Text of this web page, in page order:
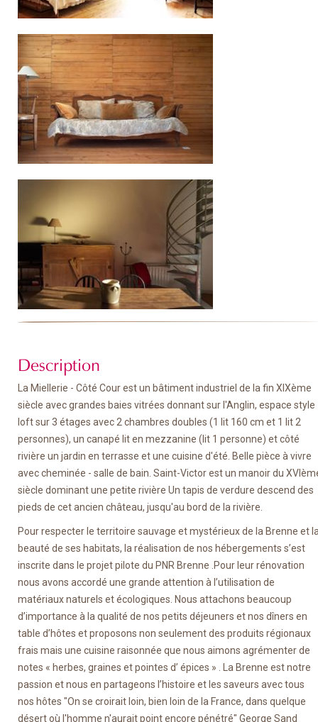
Description
La Miellerie - Côté Cour est un bâtiment industriel de la fin XIXème
siècle avec grandes baies vitrées donnant sur l'Anglin, espace style
loft sur 3 étages avec 2 chambres doubles (1 lit 160 cm et 1 lit 2
personnes), un canapé lit en mezzanine (lit 1 personne) et côté
rivière un jardin en terrasse et une cuisine d'été. Belle pièce à vivre
avec cheminée - salle de bain. Saint-Victor est un manoir du
siècle dominant une petite rivière Un tapis de verdure descend des
pieds de cet ancien château, jusqu'au bord de la rivière.
Pour respecter le territoire sauvage et mystérieux de la Brenne et
beauté de ses habitats, la réalisation de nos hébergements s’est
inscrite dans le projet pilote du PNR Brenne .Pour leur rénovation
nous avons accordé une grande attention à l’utilisation de
matériaux naturels et écologiques. Nous attachons beaucoup
d’importance à la qualité de nos petits déjeuners et nos dîners en
table d’hôtes et proposons non seulement des produits régionaux
frais mais une cuisine raisonnée que nous aimons agrémenter de
notes « herbes, graines et pointes d’ épices » . La Brenne est notre
passion et nous en partageons l’histoire et les saveurs avec tous
nos hôtes "On se croirait loin, bien loin de la France, dans quelque
désert où l'homme n'aurait point encore pénétré" George Sand